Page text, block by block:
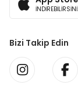
Bizi Takip Edin